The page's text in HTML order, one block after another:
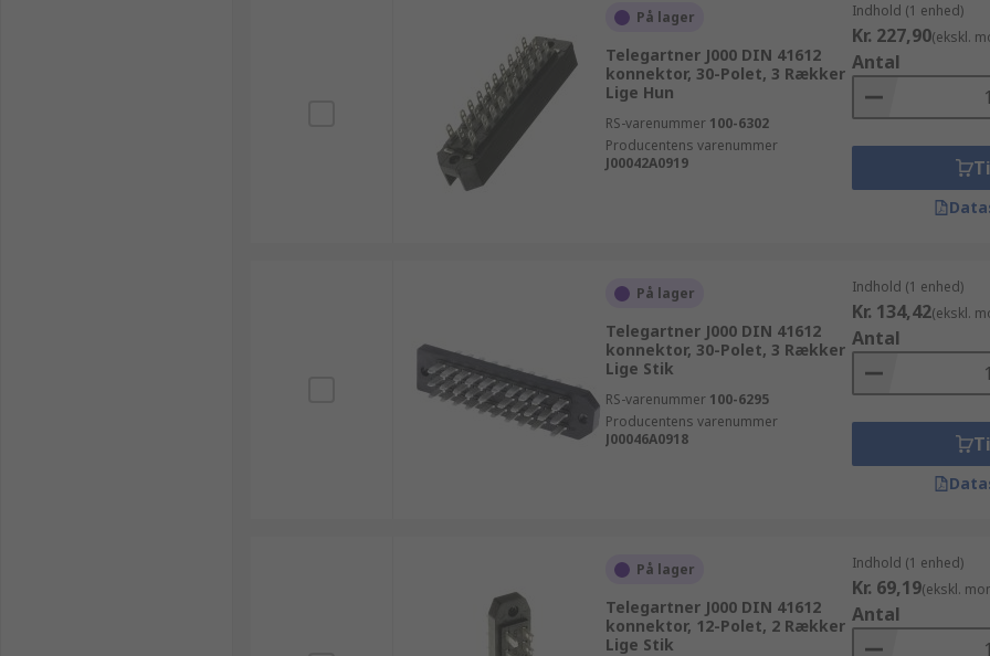
På lager
Telegartner J000 DIN 41612
konnektor, 30-Polet, 3 Rækker
Lige Hun
RS-varenummer 100-6302
Producentens varenummer
J00042A0919
Indhold (1 enhed)
Kr. 227,90(ekskl.
Antal
På lager
Telegartner J000 DIN 41612
konnektor, 30-Polet, 3 Rækker
Lige Stik
RS-varenummer 100-6295
Producentens varenummer
J00046A0918
Indhold (1 enhed)
Kr. 134,42(ekskl.
Antal
På lager
Telegartner J000 DIN 41612
konnektor, 12-Polet, 2 Rækker
Lige Stik
Indhold (1 enhed)
Kr. 69,19(ekskl.
Antal